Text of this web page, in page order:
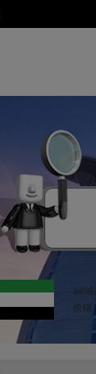
ae域
价格: